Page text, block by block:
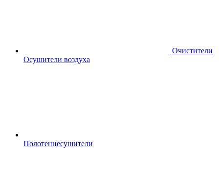
Очистители
Осушители воздуха
Полотенцесушители